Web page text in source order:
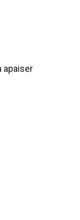
apaiser